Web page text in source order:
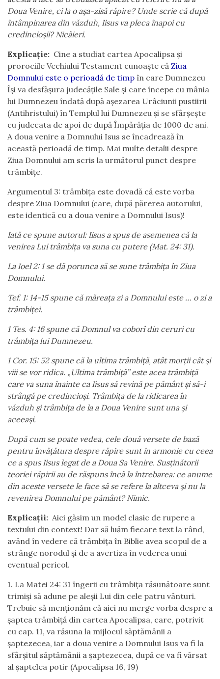
Doua Venire, ci la o așa-zisă răpire? Unde scrie că după
întâmpinarea din văzduh, Iisus va pleca înapoi cu
credincioșii? Nicăieri.
Explicație: Cine a studiat cartea Apocalipsa și
prorociile Vechiului Testament cunoaște că Ziua
Domnului este o perioadă de timp în care Dumnezeu
Își va desfășura judecățile Sale și care începe cu mânia
lui Dumnezeu îndată după așezarea Urâciunii pustiirii
(Antihristului) în Templul lui Dumnezeu și se sfârșește
cu judecata de apoi de după Împărăția de 1000 de ani.
A doua venire a Domnului Isus se încadrează în
această perioadă de timp. Mai multe detalii despre
Ziua Domnului am scris la următorul punct despre
trâmbițe.
Argumentul 3: trâmbița este dovadă că este vorba
despre Ziua Domnului (care, după părerea autorului,
este identică cu a doua venire a Domnului Isus)!
Iată ce spune autorul: Iisus a spus de asemenea că la
venirea Lui trâmbița va suna cu putere (Mat. 24: 31).
La Ioel 2: 1 se dă porunca să se sune trâmbița în Ziua
Domnului.
Tef. 1: 14-15 spune că măreața zi a Domnului este … o zi a
trâmbiței.
1 Tes. 4: 16 spune că Domnul va coborî din ceruri cu
trâmbița lui Dumnezeu.
1 Cor. 15: 52 spune că la ultima trâmbiță, atât morţii cât și
viii se vor ridica. „Ultima trâmbiță” este acea trâmbiță
care va suna înainte ca Iisus să revină pe pământ și să-i
strângă pe credincioși. Trâmbița de la ridicarea în
văzduh și trâmbița de la a Doua Venire sunt una și
aceeași.
După cum se poate vedea, cele două versete de bază
pentru învățătura despre răpire sunt în armonie cu ceea
ce a spus Iisus legat de a Doua Sa Venire. Susținătorii
teoriei răpirii au de răspuns încă la întrebarea: ce anume
din aceste versete le face să se refere la altceva și nu la
revenirea Domnului pe pământ? Nimic.
Explicații: Aici găsim un model clasic de rupere a
textului din context! Dar să luăm fiecare text la rând,
având în vedere că trâmbița în Biblie avea scopul de a
strânge norodul și de a avertiza în vederea unui
eventual pericol.
1. La Matei 24: 31 îngerii cu trâmbița răsunătoare sunt
trimiși să adune pe aleșii Lui din cele patru vânturi.
Trebuie să menționăm că aici nu merge vorba despre a
șaptea trâmbiță din cartea Apocalipsa, care, potrivit
cu cap. 11, va răsuna la mijlocul săptămânii a
șaptezecea, iar a doua venire a Domnului Isus va fi la
sfârșitul săptămânii a șaptezecea, după ce va fi vărsat
al șaptelea potir (Apocalipsa 16, 19)